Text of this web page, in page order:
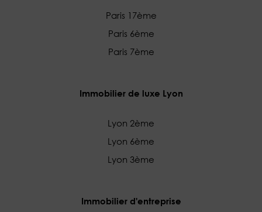
Paris 17ème
Paris 6ème
Paris 7ème
Immobilier de luxe Lyon
Lyon 2ème
Lyon 6ème
Lyon 3ème
Immobilier d'entreprise